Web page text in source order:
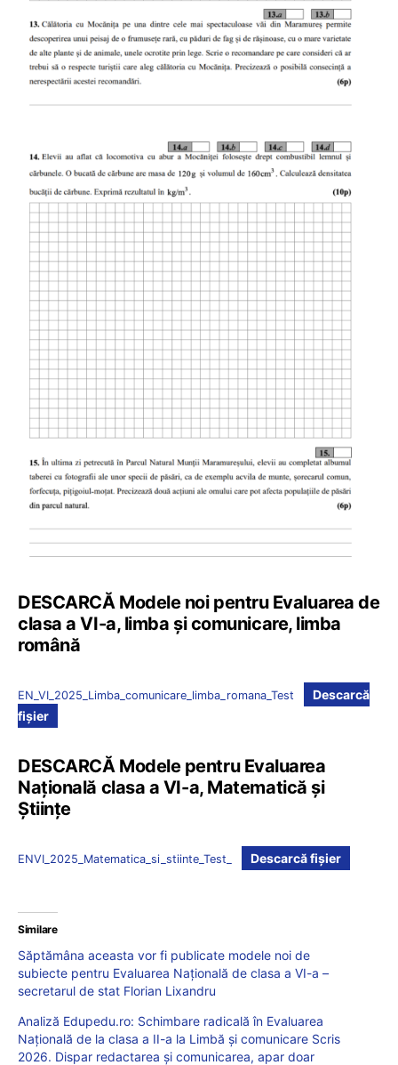
DESCARCĂ Modele noi pentru Evaluarea de
clasa a VI-a, limba și comunicare, limba
română
EN_VI_2025_Limba_comunicare_limba_romana_Test
Descarcă
fișier
DESCARCĂ Modele pentru Evaluarea
Națională clasa a VI-a, Matematică și
Științe
ENVI_2025_Matematica_si_stiinte_Test_ Descarcă fișier
Similare
Săptămâna aceasta vor fi publicate modele noi de
subiecte pentru Evaluarea Națională de clasa a VI-a –
secretarul de stat Florian Lixandru
Analiză Edupedu.ro: Schimbare radicală în Evaluarea
Națională de la clasa a II-a la Limbă și comunicare Scris
2026. Dispar redactarea și comunicarea, apar doar